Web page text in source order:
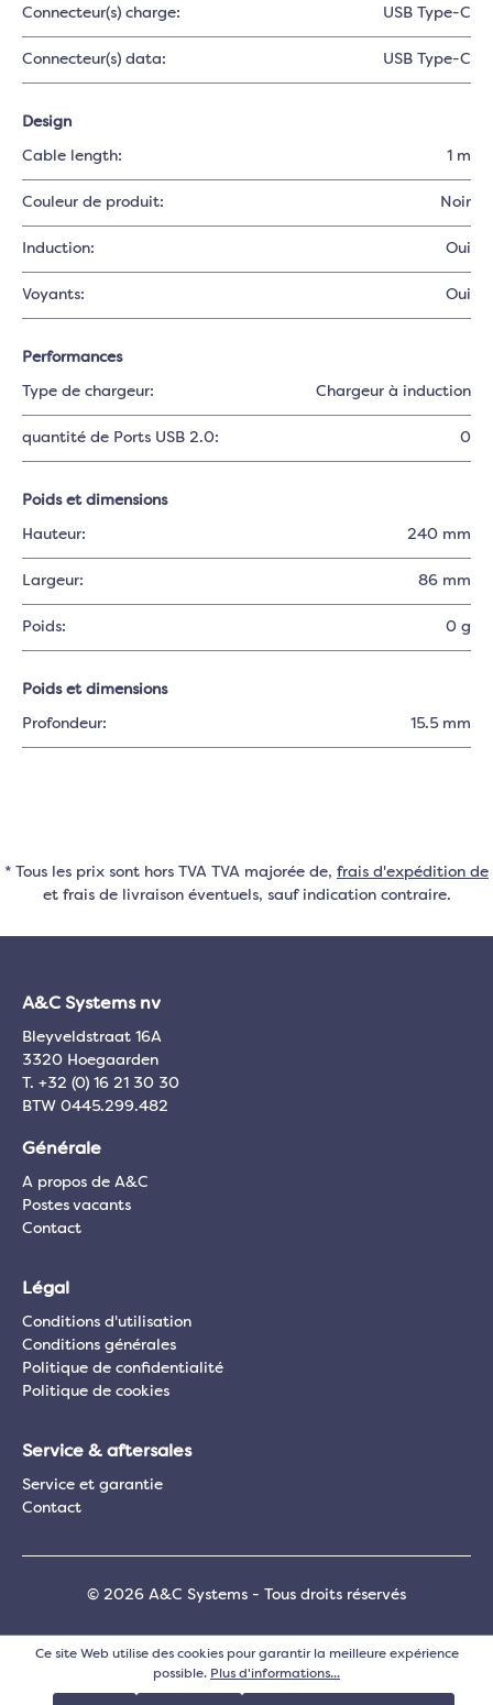
Connecteur(s) charge: USB Type-C
Connecteur(s) data: USB Type-C
Design
Cable length: 1 m
Couleur de produit: Noir
Induction: Oui
Voyants: Oui
Performances
Type de chargeur: Chargeur à induction
quantité de Ports USB 2.0: 0
Poids et dimensions
Hauteur: 240 mm
Largeur: 86 mm
Poids: 0 g
Poids et dimensions
Profondeur: 15.5 mm
* Tous les prix sont hors TVA TVA majorée de, frais d'expédition de
et frais de livraison éventuels, sauf indication contraire.
A&C Systems nv
Bleyveldstraat 16A
3320 Hoegaarden
T. +32 (0) 16 21 30 30
BTW 0445.299.482
Générale
A propos de A&C
Postes vacants
Contact
Légal
Conditions d'utilisation
Conditions générales
Politique de confidentialité
Politique de cookies
Service & aftersales
Service et garantie
Contact
© 2026 A&C Systems - Tous droits réservés
Ce site Web utilise des cookies pour garantir la meilleure expérience
possible. Plus d'informations...